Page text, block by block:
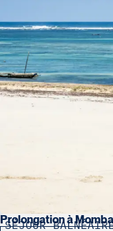
SÉJOUR
Prolongation à